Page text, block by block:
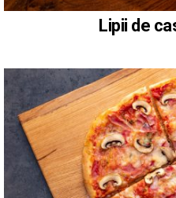
Lipii de